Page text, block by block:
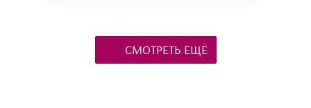
СМОТРЕТЬ ЕЩЁ